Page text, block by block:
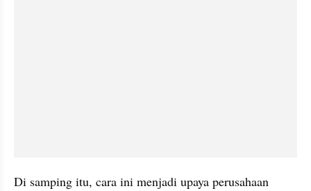
Di samping itu, cara ini menjadi upaya perusahaan